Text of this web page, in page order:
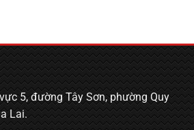
5, đường Tây Sơn, phường Quy
Lai.